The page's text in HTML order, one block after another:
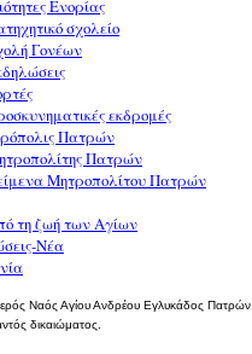
Ενορίας
σχολείο
Γονέων
εκδρομές
Πατρών
Πατρών
Μητροπολίτου Πατρών
τη ζωή των Αγίων
Νέα
Ναός Αγίου Ανδρέου Εγλυκάδος Πατρών.
δικαιώματος.